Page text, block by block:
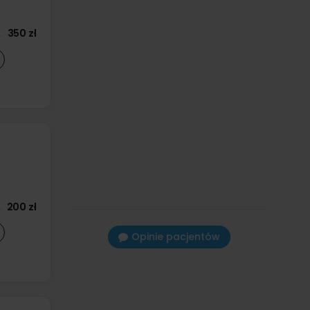
350 zł
200 zł
Opinie pacjentów